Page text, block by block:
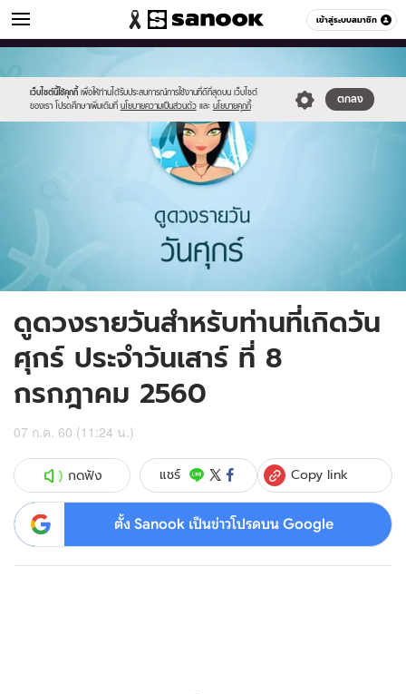
เข้าสู่ระบบสมาชิก
ดูดวง หมวดอื่นๆ
เว็บไซต์นี้ใช้คุกกี้ เพื่อให้ท่านได้รับประสบการณ์การใช้งานที่ดีที่สุดบน เว็บไซต์
ของเรา โปรดศึกษาเพิ่มเติมที่ นโยบายความเป็นส่วนตัว และ นโยบายคุกกี้
ตกลง
//s.isanook.com/sr/0/images/logo-
new-
sanook.png
//s.isanook.com/ho/0/ud/fxd/day/6_fri.jpg
ดูดวงรายวันสำหรับท่านที่เกิดวัน
ศุกร์ ประจำวันเสาร์ ที่ 8
กรกฎาคม 2560
07 ก.ค. 60 (11:24 น.)
กดฟัง แชร์ Copy link
ตั้ง Sanook เป็นข่าวโปรดบน Google